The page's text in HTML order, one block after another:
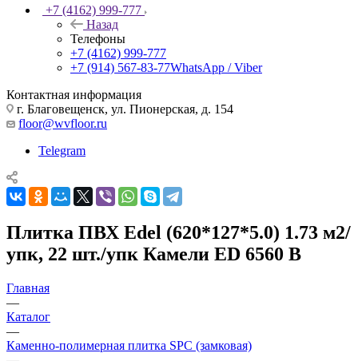
+7 (4162) 999-777
Назад
Телефоны
+7 (4162) 999-777
+7 (914) 567-83-77WhatsApp / Viber
Контактная информация
г. Благовещенск, ул. Пионерская, д. 154
floor@wvfloor.ru
Telegram
Плитка ПВХ Edel (620*127*5.0) 1.73 м2/
упк, 22 шт./упк Камели ED 6560 В
Главная
—
Каталог
—
Каменно-полимерная плитка SPC (замковая)